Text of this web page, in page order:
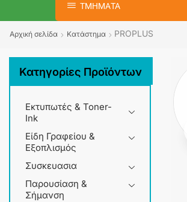
ΤΜΗΜΑΤΑ
Αρχική σελίδα Κατάστημα PROPLUS
Κατηγορίες Προϊόντων
Εκτυπωτές & Toner-
Ink
Είδη Γραφείου &
Εξοπλισμός
Συσκευασια
Παρουσίαση &
Σήμανση